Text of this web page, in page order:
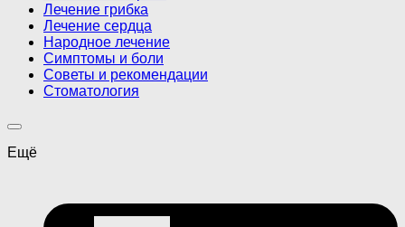
Лечение грибка
Лечение сердца
Народное лечение
Симптомы и боли
Советы и рекомендации
Стоматология
Ещё